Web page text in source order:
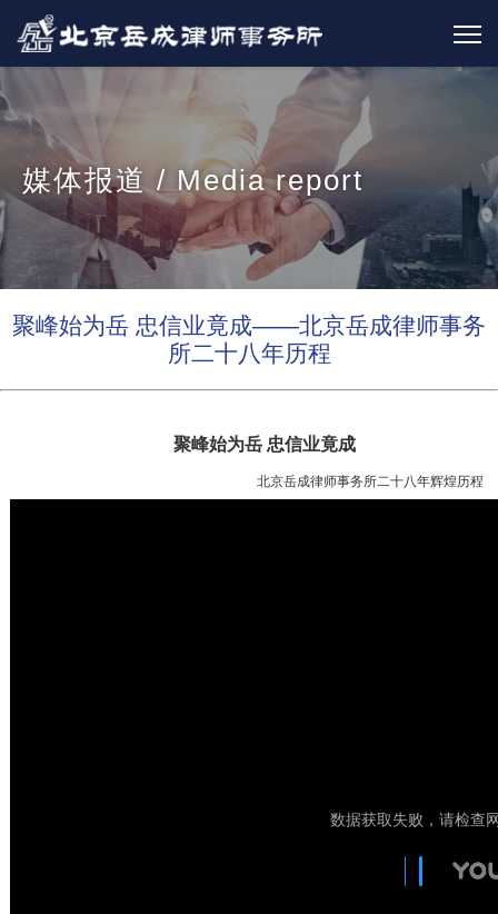
媒体报道 / Media report
聚峰始为岳 忠信业竟成——北京岳成律师事务
所二十八年历程
聚峰始为岳 忠信业竟成
北京岳成律师事务所二十八年辉煌历程